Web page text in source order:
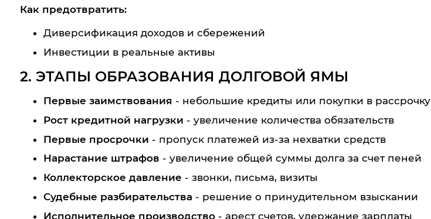
Как предотвратить:
Диверсификация доходов и сбережений
Инвестиции в реальные активы
2. ЭТАПЫ ОБРАЗОВАНИЯ ДОЛГОВОЙ ЯМЫ
Первые заимствования - небольшие кредиты или покупки в рассрочку
Рост кредитной нагрузки - увеличение количества обязательств
Первые просрочки - пропуск платежей из-за нехватки средств
Нарастание штрафов - увеличение общей суммы долга за счет пеней
Коллекторское давление - звонки, письма, визиты
Судебные разбирательства - решение о принудительном взыскании
Исполнительное производство- арест счетов, удержание зарплаты